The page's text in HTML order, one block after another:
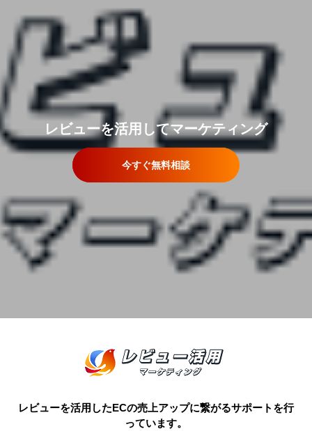
レビューを活用してマーケティング
今すぐ無料相談
レビューを活用したECの売上アップに繋がるサポートを行
っています。